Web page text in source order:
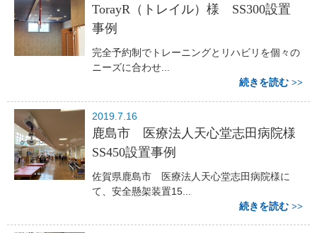
TorayR（トレイル）様 SS300設置
事例
完全予約制でトレーニングとリハビリを個々の
ニーズに合わせ...
続きを読む
2019.7.16
鹿島市 医療法人天心堂志田病院様
SS450設置事例
佐賀県鹿島市 医療法人天心堂志田病院様に
て、安全懸架装置15...
続きを読む